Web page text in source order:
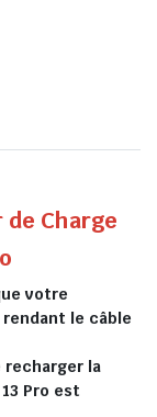
Charge
votre
le câble
recharger la
Pro est